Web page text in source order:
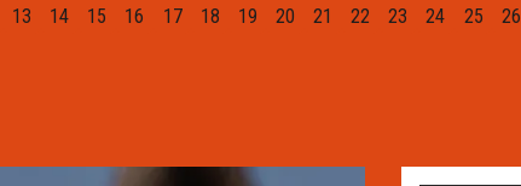
13
14
15
16
17
18
19
20
21
22
23
24
25
26